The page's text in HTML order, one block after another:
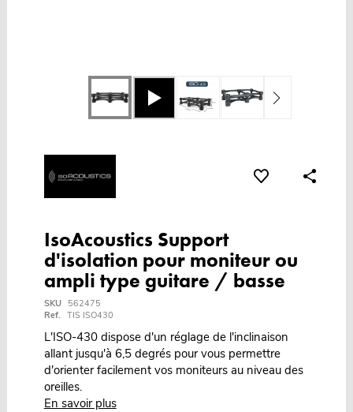
IsoAcoustics Support
d'isolation pour moniteur ou
ampli type guitare / basse
SKU
562475
Ref. TIS ISO430
L'ISO-430 dispose d'un réglage de l'inclinaison
allant jusqu'à 6,5 degrés pour vous permettre
d'orienter facilement vos moniteurs au niveau des
oreilles.
En savoir plus